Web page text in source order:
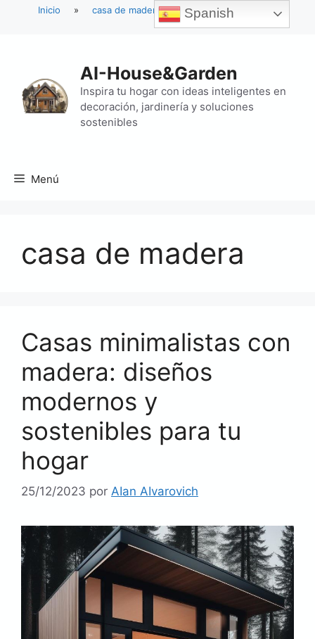
Inicio » casa de madera
contenido
AI-House&Garden
Inspira tu hogar con ideas inteligentes en
decoración, jardinería y soluciones
sostenibles
Menú
casa de madera
Casas minimalistas con
madera: diseños
modernos y
sostenibles para tu
hogar
25/12/2023 por AIan AIvarovich
Spanish